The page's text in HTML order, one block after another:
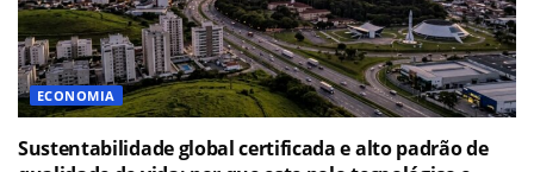
ECONOMIA
Sustentabilidade global certificada e alto padrão de